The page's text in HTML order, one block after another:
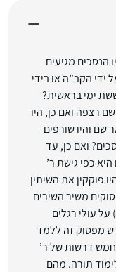
הנסכים מגיעים
ידי הקב”ה או בידי
ימי בראשית?
רצפה ואם כן, היו
שם והיו שורפים
ואם כן, עד
כפי גישת ר’
פוקקין את השיתין
משיר השירים
עולי רגלים
מפסוק זה ללמד
חמש דרשות של ר’
תורה. מהם